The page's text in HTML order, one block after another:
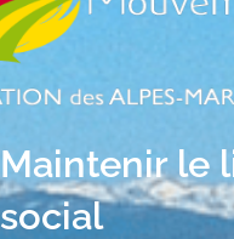
Maintenir le
social